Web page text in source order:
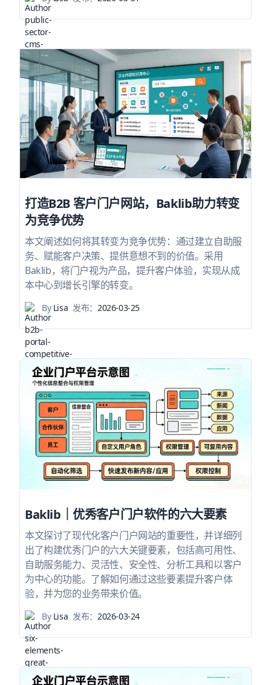
打造B2B 客户门户网站，Baklib助力转变
为竞争优势
本文阐述如何将其转变为竞争优势：通过建立自助服
务、赋能客户决策、提供意想不到的价值。采用
Baklib，将门户视为产品，提升客户体验，实现从成
本中心到增长引擎的转变。
ByLisa 发布： 2026-03-25
Baklib｜优秀客户门户软件的六大要素
本文探讨了现代化客户门户网站的重要性，并详细列
出了构建优秀门户的六大关键要素，包括高可用性、
自助服务能力、灵活性、安全性、分析工具和以客户
为中心的功能。了解如何通过这些要素提升客户体
验，并为您的业务带来价值。
ByLisa 发布： 2026-03-24